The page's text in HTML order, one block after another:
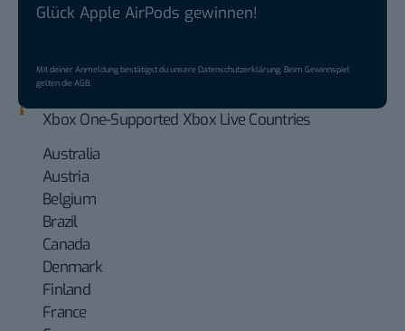
Glück Apple AirPods gewinnen!
Mit deiner Anmeldung bestätigst du unsereDatenschutzerklärung. Beim Gewinnspiel
gelten dieAGB.
Xbox One-Supported Xbox Live Countries
Australia
Austria
Belgium
Brazil
Canada
Denmark
Finland
France